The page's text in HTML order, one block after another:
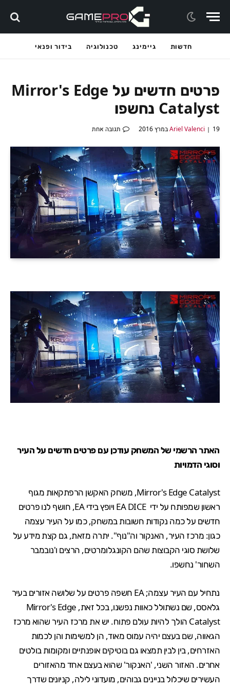
חדשות גיימינג טכנולוגיה בידור ופנאי
פרטים חדשים על Mirror's Edge
Catalyst נחשפו
Ariel Valenci 19 במרץ 2016 תגובה אחת
האתר הרשמי של המשחק עודכן עם פרטים חדשים על העיר
וסוגי הדמויות
Mirror's Edge Catalyst, משחק האקשן הרפתקאות מגוף
ראשון שמפותח על ידי EA DICE ויופץ בידי EA, חושף לנו פרטים
חדשים על כמה נקודות חשובות במשחק, כמו על העיר עצמה
כגון: מרכז העיר, האנקור וה"נוף". יתרה מזאת, גם קצת מידע על
שלושת סוגי הקבוצות שהם הקונגלומרטים, הרצים ו'נובמבר
השחור' נחשפו.
נתחיל עם העיר עצמה; EA חשפה פרטים על שלושה אזורים בעיר
גלאסס, שם נשתולל כאוות נפשנו, בכל זאת, Mirror's Edge
Catalyst הולך להיות עולם פתוח. יש את מרכז העיר שהוא מרכז
הגאווה, שם בעצם יהיה עמוס מאוד, הן למשימות והן לכמות
האזרחים, בין לבין תמצאו גם בוטיקים אופנתיים ומקומות בולטים
אחרים. האזור השני, 'האנקור' שהוא בעצם אחד מהאזורים
העשירים שיכלול בניינים גבוהים, מועדוני לילה, קניונים שדרך